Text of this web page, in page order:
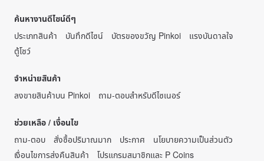
ค้นหางานดีไซน์ดีๆ
ประเภทสินค้า
บันทึกดีไซน์ บัตรของขวัญ Pinkoi
แรงบันดาลใจ
ตู้โชว์
จำหน่ายสินค้า
ลงขายสินค้าบน Pinkoi
ถาม-ตอบสำหรับดีไซเนอร์
ช่วยเหลือ / เงื่อนไข
ถาม-ตอบ
สั่งซื้อปริมาณมาก ประกาศ
นโยบายความเป็นส่วนตัว
เงื่อนไขการส่งคืนสินค้า
โปรแกรมสมาชิกและ P Coins